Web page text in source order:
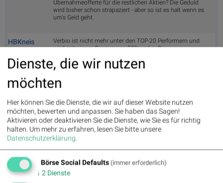
Übernahmeofferte für die restlichen Aktien? Die Geduld
wird bisher schon strapaziert - aber so ist es halt wenn es
um's Geld geht.
HBKneis
Verbio ist nicht mehr unter den TOP-20 Performern und
wird mit einem Gewinn von 58% verkauft
zuVBK(04.05.)
Teil des HDAX und wird verkauft
Hellofolio
zuVBK(04.05.)
Korrektur vorbei? Wir sehen uns in der nächsten Etage.
BSN Podcasts
Christian Drastil: Wiener Börse Plausch
Dienste, die wir nutzen
möchten
Hier können Sie die Dienste, die wir auf dieser Website nutzen
möchten, bewerten und anpassen. Sie haben das Sagen!
Aktivieren oder deaktivieren Sie die Dienste, wie Sie es für richtig
halten. Um mehr zu erfahren, lesen Sie bitte unsere
Datenschutzerklärung.
Börse Social Defaults (immer erforderlich)
↓ 2 Dienste